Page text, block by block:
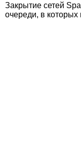
Закрытие сетей
очереди, в